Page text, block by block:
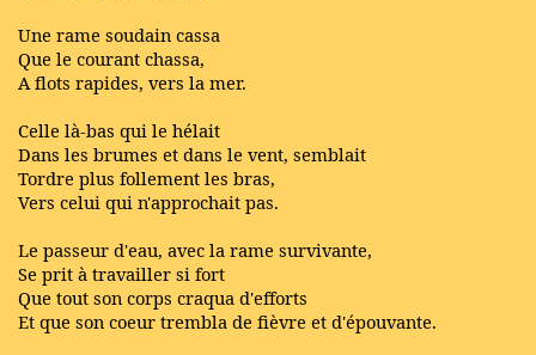
Une rame soudain cassa
Que le courant chassa,
A flots rapides, vers la mer.
Celle là-bas qui le hélait
Dans les brumes et dans le vent, semblait
Tordre plus follement les bras,
Vers celui qui n'approchait pas.
Le passeur d'eau, avec la rame survivante,
Se prit à travailler si fort
Que tout son corps craqua d'efforts
Et que son coeur trembla de fièvre et d'épouvante.